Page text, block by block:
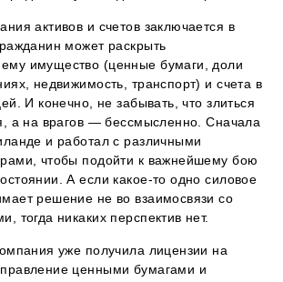
активов и счетов заключается в
может раскрыть
имущество (ценные бумаги, доли
недвижимость, транспорт) и счета в
И конечно, не забывать, что злиться
а на врагов — бессмысленно. Сначала
и работал с различными
чтобы подойти к важнейшему бою
А если какое-то одно силовое
решение не во взаимосвязи со
тогда никаких перспектив нет.
уже получила лицензии на
ценными бумагами и